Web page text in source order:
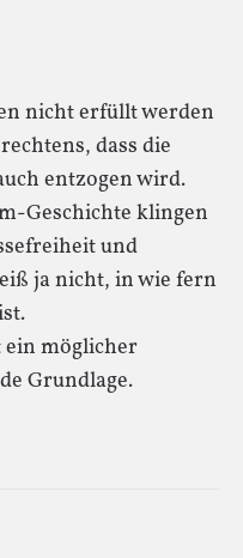
nicht erfüllt werden
dass die
entzogen wird.
Geschichte klingen
und
ja nicht, in wie fern
möglicher
Grundlage.